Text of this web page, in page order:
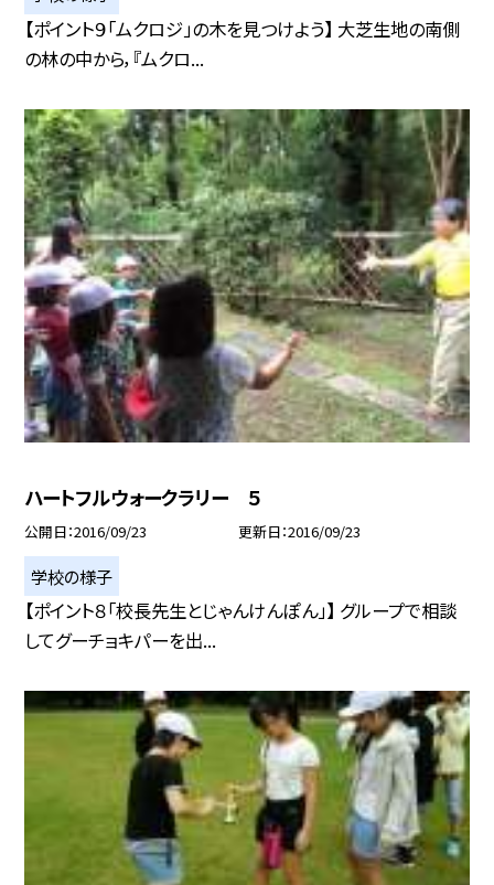
【ポイント９「ムクロジ」の木を見つけよう】 大芝生地の南側
の林の中から，『ムクロ...
ハートフルウォークラリー ５
公開日 2016/09/23 更新日 2016/09/23
学校の様子
【ポイント８「校長先生とじゃんけんぽん」】 グループで相談
してグーチョキパーを出...